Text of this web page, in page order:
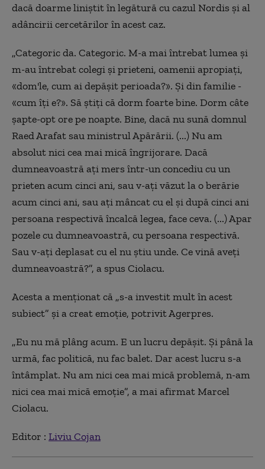
dacă doarme liniştit în legătură cu cazul Nordis şi al
adâncirii cercetărilor în acest caz.
„Categoric da. Categoric. M-a mai întrebat lumea şi
m-au întrebat colegi şi prieteni, oamenii apropiaţi,
«dom'le, cum ai depăşit perioada?». Şi din familie -
«cum îţi e?». Să ştiţi că dorm foarte bine. Dorm câte
şapte-opt ore pe noapte. Bine, dacă nu sună domnul
Raed Arafat sau ministrul Apărării. (...) Nu am
absolut nici cea mai mică îngrijorare. Dacă
dumneavoastră aţi mers într-un concediu cu un
prieten acum cinci ani, sau v-aţi văzut la o berărie
acum cinci ani, sau aţi mâncat cu el şi după cinci ani
persoana respectivă încalcă legea, face ceva. (...) Apar
pozele cu dumneavoastră, cu persoana respectivă.
Sau v-aţi deplasat cu el nu ştiu unde. Ce vină aveţi
dumneavoastră?”, a spus Ciolacu.
Acesta a menţionat că „s-a investit mult în acest
subiect” şi a creat emoţie, potrivit Agerpres.
„Eu nu mă plâng acum. E un lucru depăşit. Şi până la
urmă, fac politică, nu fac balet. Dar acest lucru s-a
întâmplat. Nu am nici cea mai mică problemă, n-am
nici cea mai mică emoţie”, a mai afirmat Marcel
Ciolacu.
Editor : Liviu Cojan